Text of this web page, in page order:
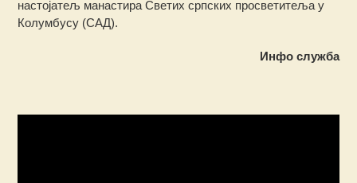
настојатељ манастира Светих српских просветитеља у
Колумбусу (САД).
Инфо служба